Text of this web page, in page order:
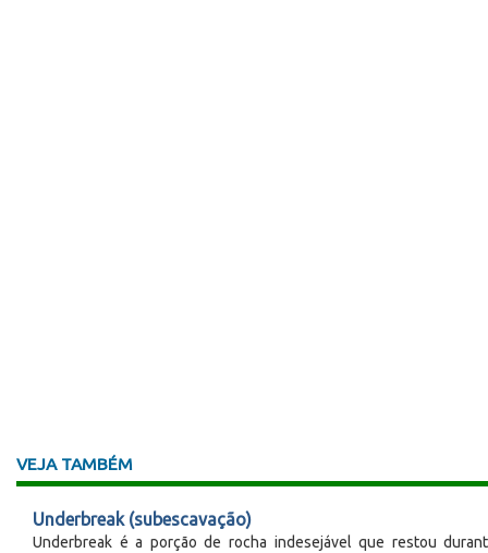
VEJA TAMBÉM
Underbreak (subescavação)
Underbreak é a porção de rocha indesejável que restou